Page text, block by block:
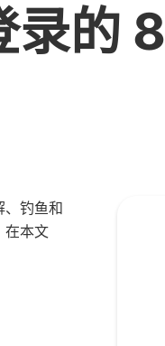
录的 8
、钓鱼和
在本文